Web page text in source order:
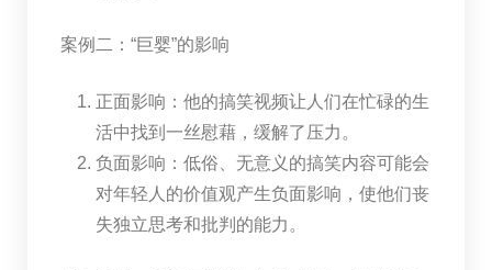
案例二：“巨婴”的影响
正面影响：他的搞笑视频让人们在忙碌的生
活中找到一丝慰藉，缓解了压力。
负面影响：低俗、无意义的搞笑内容可能会
对年轻人的价值观产生负面影响，使他们丧
失独立思考和批判的能力。